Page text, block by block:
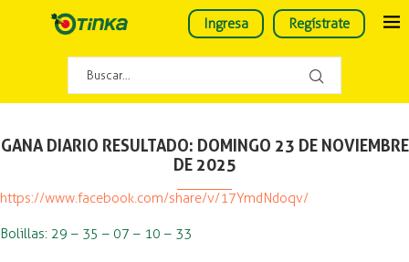
Ingresa Regístrate
GANA DIARIO RESULTADO: DOMINGO 23 DE NOVIEMBRE
DE 2025
https://www.facebook.com/share/v/17YmdNdoqv/
Bolillas: 29 – 35 – 07 – 10 – 33